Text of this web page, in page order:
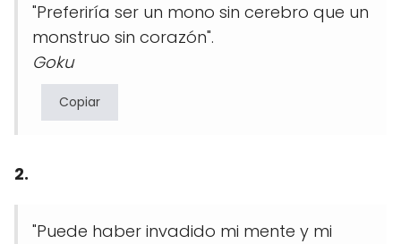
"Preferiría ser un mono sin cerebro que un
monstruo sin corazón".
Goku
Copiar
2.
"Puede haber invadido mi mente y mi